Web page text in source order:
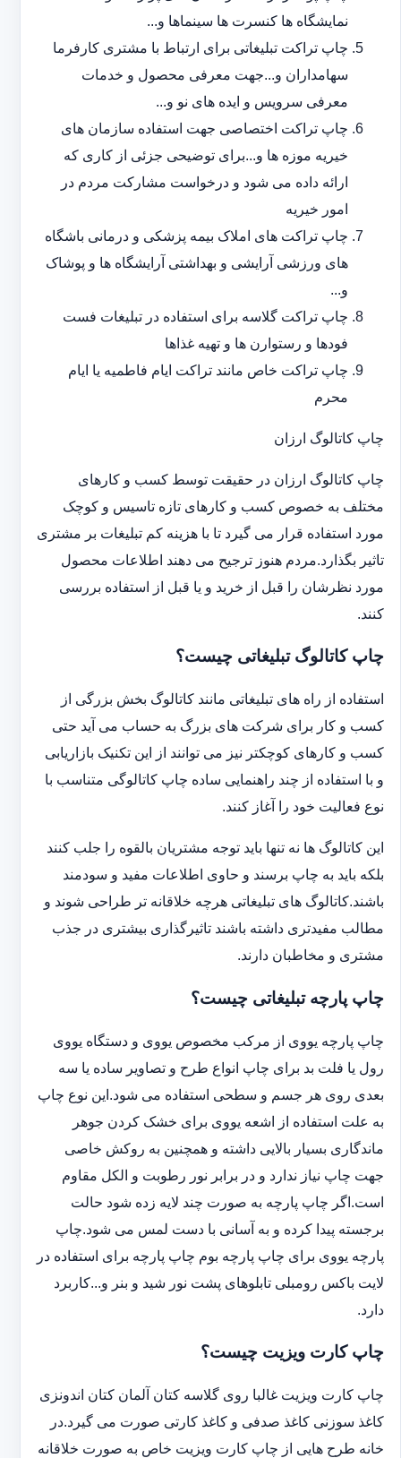
نمایشگاه ها کنسرت ها سینماها و...
چاپ تراکت تبلیغاتی برای ارتباط با مشتری کارفرما
سهامداران و...جهت معرفی محصول و خدمات
معرفی سرویس و ایده های نو و...
چاپ تراکت اختصاصی جهت استفاده سازمان های
خیریه موزه ها و...برای توضیحی جزئی از کاری که
ارائه داده می شود و درخواست مشارکت مردم در
امور خیریه
چاپ تراکت های املاک بیمه پزشکی و درمانی باشگاه
های ورزشی آرایشی و بهداشتی آرایشگاه ها و پوشاک
و...
چاپ تراکت گلاسه برای استفاده در تبلیغات فست
فودها و رستوارن ها و تهیه غذاها
چاپ تراکت خاص مانند تراکت ایام فاطمیه یا ایام
محرم
چاپ کاتالوگ ارزان
چاپ کاتالوگ ارزان در حقیقت توسط کسب و کارهای
مختلف به خصوص کسب و کارهای تازه تاسیس و کوچک
مورد استفاده قرار می گیرد تا با هزینه کم تبلیغات بر مشتری
تاثیر بگذارد.مردم هنوز ترجیح می دهند اطلاعات محصول
مورد نظرشان را قبل از خرید و یا قبل از استفاده بررسی
کنند.
چاپ کاتالوگ تبلیغاتی چیست؟
استفاده از راه های تبلیغاتی مانند کاتالوگ بخش بزرگی از
کسب و کار برای شرکت های بزرگ به حساب می آید حتی
کسب و کارهای کوچکتر نیز می توانند از این تکنیک بازاریابی
و با استفاده از چند راهنمایی ساده چاپ کاتالوگی متناسب با
نوع فعالیت خود را آغاز کنند.
این کاتالوگ ها نه تنها باید توجه مشتریان بالقوه را جلب کنند
بلکه باید به چاپ برسند و حاوی اطلاعات مفید و سودمند
باشند.کاتالوگ های تبلیغاتی هرچه خلاقانه تر طراحی شوند و
مطالب مفیدتری داشته باشند تاثیرگذاری بیشتری در جذب
مشتری و مخاطبان دارند.
چاپ پارچه تبلیغاتی چیست؟
چاپ پارچه یووی از مرکب مخصوص یووی و دستگاه یووی
رول یا فلت بد برای چاپ انواع طرح و تصاویر ساده یا سه
بعدی روی هر جسم و سطحی استفاده می شود.این نوع چاپ
به علت استفاده از اشعه یووی برای خشک کردن جوهر
ماندگاری بسیار بالایی داشته و همچنین به روکش خاصی
جهت چاپ نیاز ندارد و در برابر نور رطوبت و الکل مقاوم
است.اگر چاپ پارچه به صورت چند لایه زده شود حالت
برجسته پیدا کرده و به آسانی با دست لمس می شود.چاپ
پارچه یووی برای چاپ پارچه بوم چاپ پارچه برای استفاده در
لایت باکس رومبلی تابلوهای پشت نور شید و بنر و...کاربرد
دارد.
چاپ کارت ویزیت چیست؟
چاپ کارت ویزیت غالبا روی گلاسه کتان آلمان کتان اندونزی
کاغذ سوزنی کاغذ صدفی و کاغذ کارتی صورت می گیرد.در
خانه طرح هایی از چاپ کارت ویزیت خاص به صورت خلاقانه